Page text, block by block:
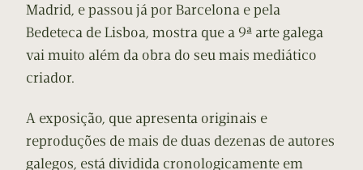
Madrid, e passou já por Barcelona e pela
Bedeteca de Lisboa, mostra que a 9ª arte galega
vai muito além da obra do seu mais mediático
criador.
A exposição, que apresenta originais e
reproduções de mais de duas dezenas de autores
galegos, está dividida cronologicamente em